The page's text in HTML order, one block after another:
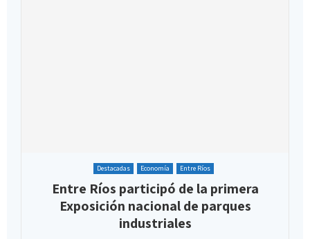
Destacadas Economía Entre Ríos
Entre Ríos participó de la primera
Exposición nacional de parques
industriales